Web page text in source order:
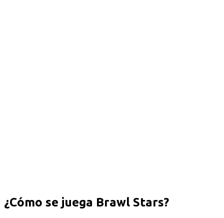
¿Cómo se juega Brawl Stars?